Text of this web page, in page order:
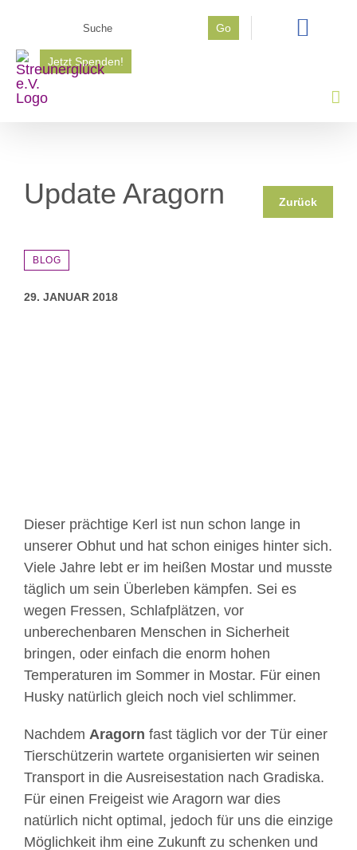
springen
Go
Jetzt Spenden!
Update Aragorn Zurück
BLOG
29. JANUAR 2018
Dieser prächtige Kerl ist nun schon lange in
unserer Obhut und hat schon einiges hinter sich.
Viele Jahre lebt er im heißen Mostar und musste
täglich um sein Überleben kämpfen. Sei es
wegen Fressen, Schlafplätzen, vor
unberechenbaren Menschen in Sicherheit
bringen, oder einfach die enorm hohen
Temperaturen im Sommer in Mostar. Für einen
Husky natürlich gleich noch viel schlimmer.
Nachdem Aragorn fast täglich vor der Tür einer
Tierschützerin wartete organisierten wir seinen
Transport in die Ausreisestation nach Gradiska.
Für einen Freigeist wie Aragorn war dies
natürlich nicht optimal, jedoch für uns die einzige
Möglichkeit ihm eine Zukunft zu schenken und